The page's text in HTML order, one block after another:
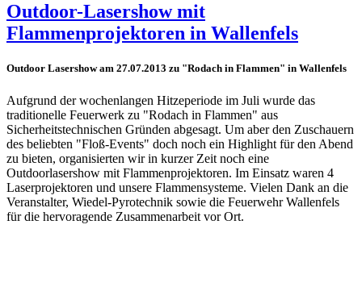
Outdoor-Lasershow mit
Flammenprojektoren in Wallenfels
Outdoor Lasershow am 27.07.2013 zu "Rodach in Flammen" in Wallenfels
Aufgrund der wochenlangen Hitzeperiode im Juli wurde das
traditionelle Feuerwerk zu "Rodach in Flammen" aus
Sicherheitstechnischen Gründen abgesagt. Um aber den Zuschauern
des beliebten "Floß-Events" doch noch ein Highlight für den Abend
zu bieten, organisierten wir in kurzer Zeit noch eine
Outdoorlasershow mit Flammenprojektoren. Im Einsatz waren 4
Laserprojektoren und unsere Flammensysteme. Vielen Dank an die
Veranstalter, Wiedel-Pyrotechnik sowie die Feuerwehr Wallenfels
für die hervoragende Zusammenarbeit vor Ort.